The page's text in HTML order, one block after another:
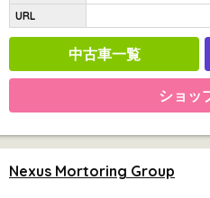
URL
中古車一覧
ショッ
Nexus Mortoring Group